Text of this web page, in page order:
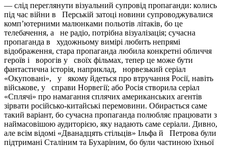
— слід переглянути візуальний супровід пропаганди: колись
під час війни в Перській затоці новини супроводжувалися
комп’ютерними малюнками польотів літаків, бо це
телебачення, а не радіо, потрібна візуалізація; сучасна
пропаганда в художньому вимірі любить непрямі
відображення, стара пропаганда любила конкретні обличчя
героїв і ворогів у своїх фільмах, тепер це може бути
фантастична історія, наприклад, норвезький серіал
«Окуповані», у якому йдеться про втручання Росії, навіть
військове, у справи Норвегії; або Росія створила серіал
«Сплячі» про намагання сплячих американських агентів
зірвати російсько-китайські перемовини. Обирається саме
такий варіант, бо сучасна пропаганда полюбляє працювати з
наймасовішою аудиторією, яку надають саме серіали. Дивно,
але всім відомі «Дванадцять стільців» Ільфа й Петрова були
підтримані Сталіним та Бухаріним, бо були частиною їхньої